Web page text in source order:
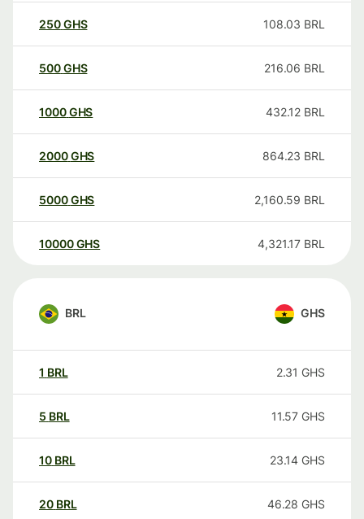
250GHS 108.03 BRL
500GHS 216.06 BRL
1000GHS 432.12 BRL
2000GHS 864.23 BRL
5000GHS 2,160.59 BRL
10000 GHS 4,321.17 BRL
BRL GHS
1 BRL 2.31 GHS
5 BRL 11.57 GHS
10 BRL 23.14 GHS
20 BRL 46.28 GHS